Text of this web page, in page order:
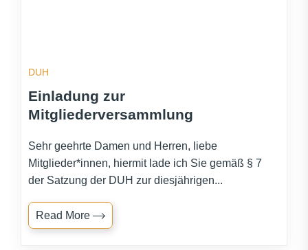
DUH
Einladung zur
Mitgliederversammlung
Sehr geehrte Damen und Herren, liebe
Mitglieder*innen, hiermit lade ich Sie gemäß § 7
der Satzung der DUH zur diesjährigen...
Read More